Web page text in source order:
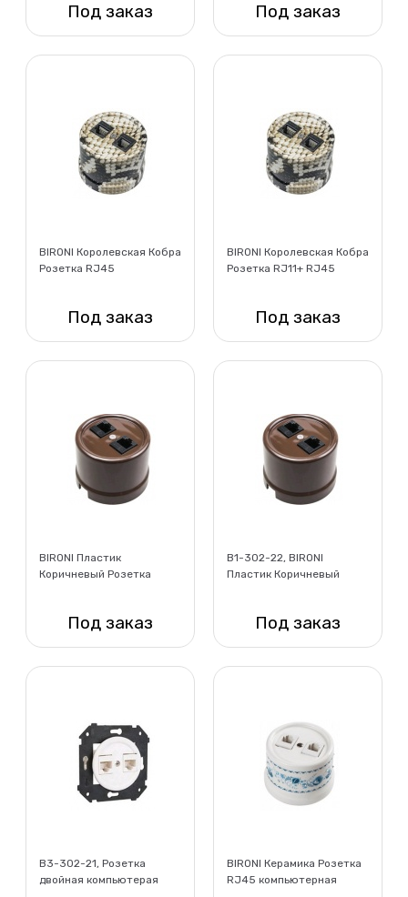
Под заказ
Нет в наличии
Под заказ
Нет в наличии
BIRONI Королевская Кобра
Розетка RJ45
Под заказ
Нет в наличии
BIRONI Королевская Кобра
Розетка RJ11+ RJ45
Под заказ
Нет в наличии
BIRONI Пластик
Коричневый Розетка
Под заказ
Нет в наличии
B1-302-22, BIRONI
Пластик Коричневый
Под заказ
Нет в наличии
B3-302-21, Розетка
двойная компьютерая
BIRONI Керамика Розетка
RJ45 компьютерная